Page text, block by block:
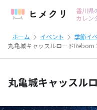
香川県
カレン
ホーム イベント
季節イ
丸亀城キャッスルロードReborn
丸亀城キャッスル